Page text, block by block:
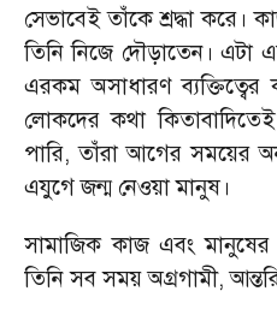
সেভাবেই তাঁকে শ্রদ্ধা করে।
তিনি নিজে দৌড়াতেন। এটা
এরকম অসাধারণ ব্যক্তিত্বের
লোকদের কথা
পারি,তাঁরা আগের সময়ের
এযুগে জন্ম নেওয়া মানুষ।
সামাজিক কাজ এবং মানুষের
তিনি সব সময় অগ্রগামী,